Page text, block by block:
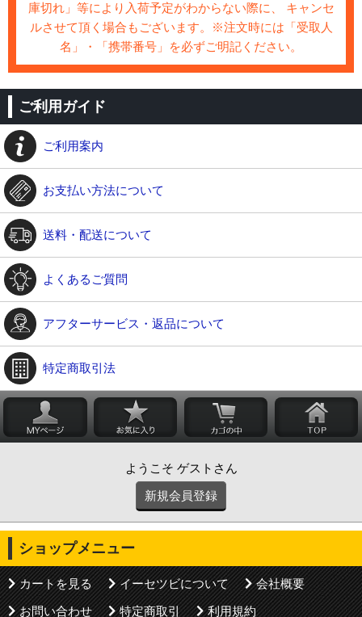
庫切れ」等により入荷予定がわからない際に、 キャンセ
ルさせて頂く場合もございます。※注文時には「受取人
名」・「携帯番号」を必ずご明記ください。
ご利用ガイド
ご利用案内
お支払い方法について
送料・配送について
よくあるご質問
アフターサービス・返品について
特定商取引法
ようこそ ゲストさん
新規会員登録
ショップメニュー
カートを見る イーセツビについて
会社概要
お問い合わせ
特定商取引 利用規約